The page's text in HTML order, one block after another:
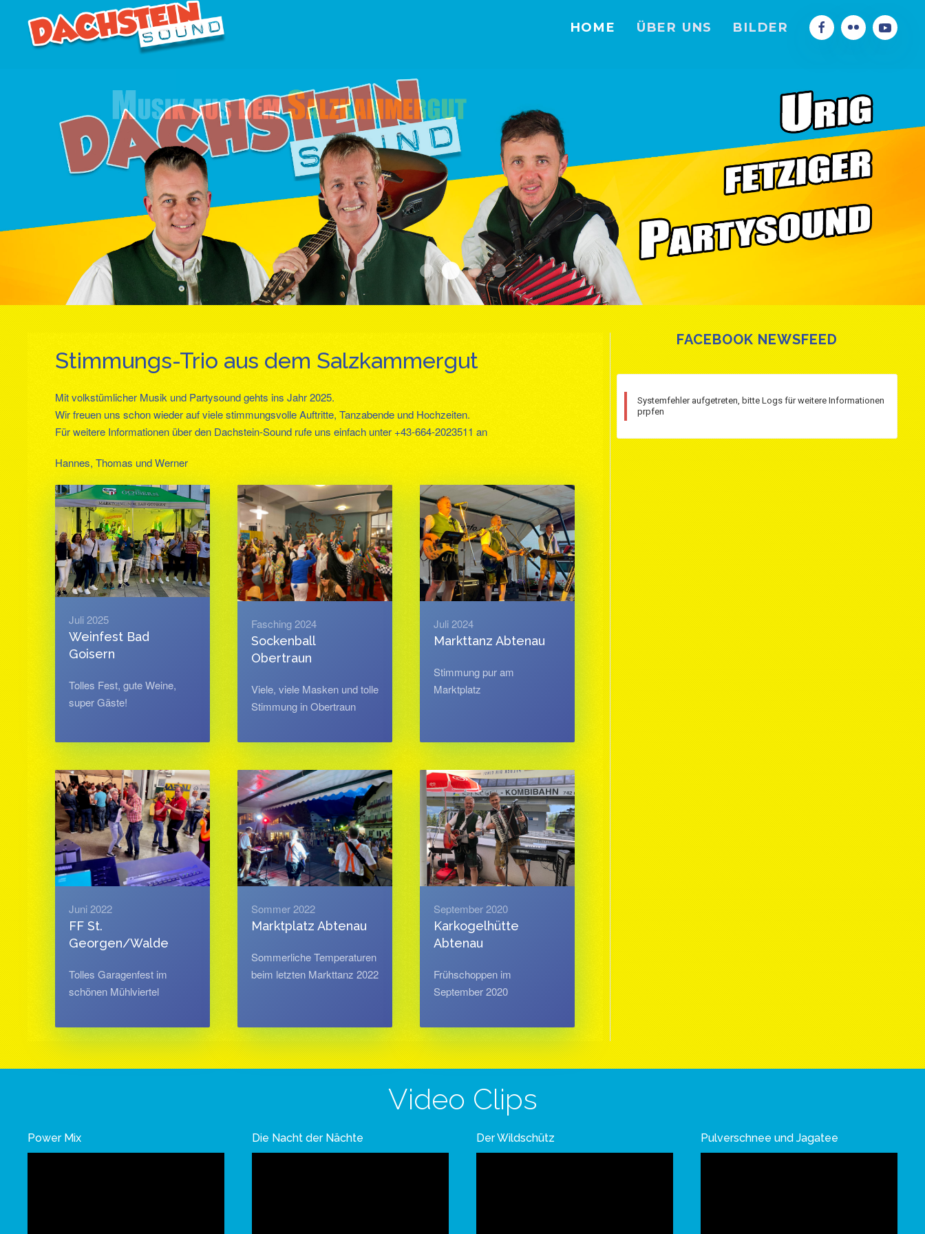
HOME ÜBER UNS BILDER
HomeHome1
Home1Home2
Stimmungs-Trio aus dem Salzkammergut
Mit volkstümlicher Musik und Partysound gehts ins Jahr 2025.
Wir freuen uns schon wieder auf viele stimmungsvolle Auftritte, Tanzabende und Hochzeiten.
Für weitere Informationen über den Dachstein-Sound rufe uns einfach unter +43-664-2023511 an
Hannes, Thomas und Werner
Juli 2025
Weinfest Bad
Goisern
Tolles Fest, gute Weine,
super Gäste!
Fasching 2024
Sockenball
Obertraun
Viele, viele Masken und tolle
Stimmung in Obertraun
Juli 2024
Markttanz Abtenau
Stimmung pur am
Marktplatz
Juni 2022
FF St.
Georgen/Walde
Tolles Garagenfest im
schönen Mühlviertel
Sommer 2022
Marktplatz Abtenau
Sommerliche Temperaturen
beim letzten Markttanz 2022
September 2020
Karkogelhütte
Abtenau
Frühschoppen im
September 2020
FACEBOOK NEWSFEED
Systemfehler aufgetreten, bitte Logs für weitere Informationen
prpfen
Video Clips
Power Mix Die Nacht der Nächte Der Wildschütz Pulverschnee und Jagatee